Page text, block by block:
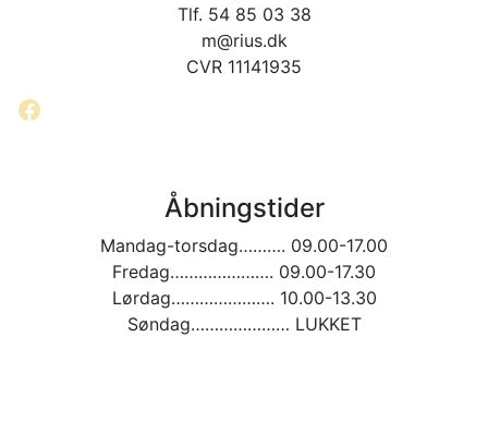
Tlf. 54 85 03 38
m@rius.dk
CVR 11141935
Facebook
Åbningstider
Mandag-torsdag………. 09.00-17.00
Fredag…………………. 09.00-17.30
Lørdag…………………. 10.00-13.30
Søndag………………… LUKKET